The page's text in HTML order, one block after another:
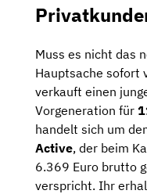
Muss es nicht das
Hauptsache sofort
verkauft einen
Vorgeneration für
handelt sich um
Active, der beim
6.369 Euro brutto
verspricht. Ihr